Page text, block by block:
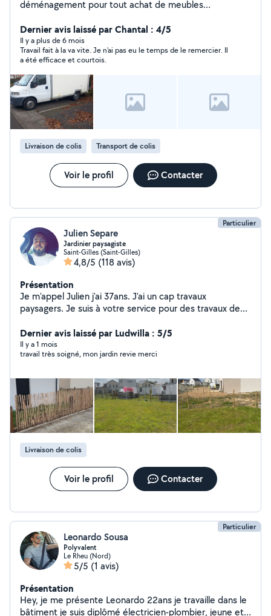
déménagement pour tout achat de meubles
particuliers
Dernier avis laissé par Chantal : 4/5
Il y a plus de 6 mois
Travail fait à la va vite. Je n'ai pas eu le temps de le remercier. Il
a été efficace et courtois.
Livraison de colis Transport de colis
Voir le profil Contacter
Particulier
Julien Separe
Jardinier paysagiste
Saint-Gilles (Saint-Gilles)
4,8/5 (118 avis)
Présentation
Je m'appel Julien j'ai 37ans. J'ai un cap travaux
paysagers. Je suis à votre service pour des travaux de
haie, élagage, pose de gazon synthétique, pose de
clôture) ou tous autre entretien de jardin. Je suis aussi à
l'aise avec la peinture, nettoyage, pose d'étagères,
Dernier avis laissé par Ludwilla : 5/5
Il y a 1 mois
travail très soigné, mon jardin revie merci
Livraison de colis
Voir le profil Contacter
Particulier
Leonardo Sousa
Polyvalent
Le Rheu (Nord)
5/5 (1 avis)
Présentation
Hey, je me présente Leonardo 22ans je travaille dans le
bâtiment je suis diplômé électricien-plombier, jeune et